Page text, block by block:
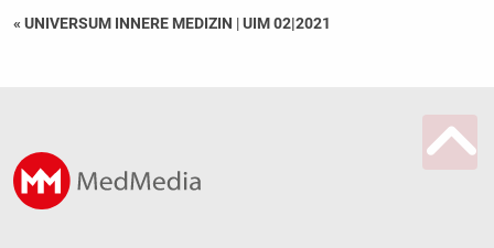
« UNIVERSUM INNERE MEDIZIN |UIM 02|2021